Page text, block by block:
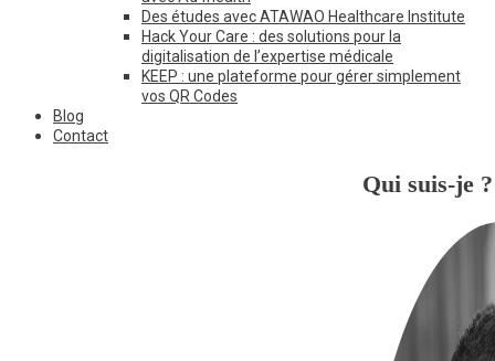
Des études avec ATAWAO Healthcare Institute
Hack Your Care : des solutions pour la
digitalisation de l’expertise médicale
KEEP : une plateforme pour gérer simplement
vos QR Codes
Blog
Contact
Qui suis-je ?